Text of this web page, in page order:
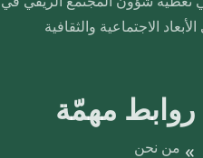
الاجتماعية والثقافية
روابط مهمّة
من نحن